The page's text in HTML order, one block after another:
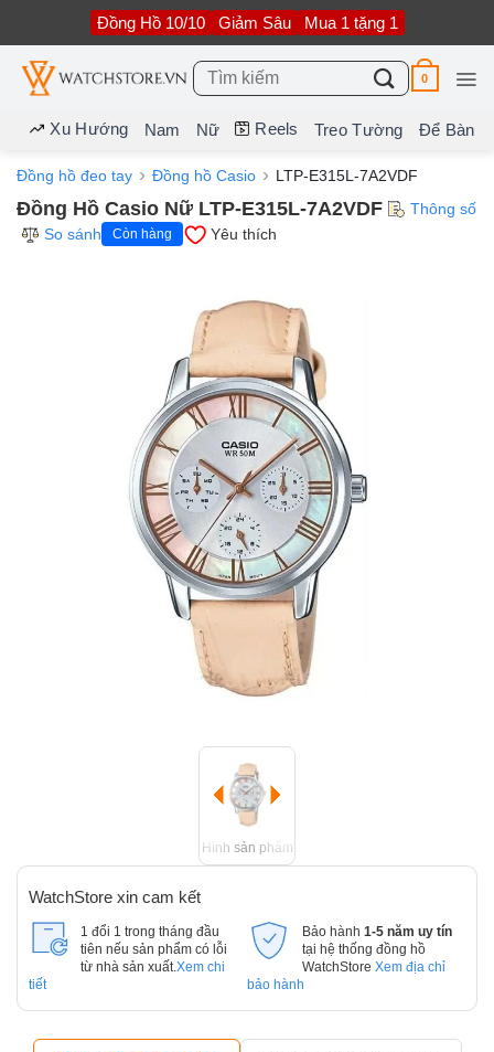
nội
dung
Đồng Hồ 10/10 Giảm Sâu Mua 1 tặng 1
Tìm
kiếm:
0
Xu Hướng Nam Nữ Reels Treo Tường Để Bàn
Đồng hồ đeo tay Đồng hồ Casio LTP-E315L-7A2VDF
Đồng Hồ Casio Nữ LTP-E315L-7A2VDF
Thông số
So sánh
Còn hàng Yêu thích
Hình sản phẩm
WatchStore xin cam kết
1 đổi 1 trong tháng đầu
tiên nếu sản phẩm có lỗi
từ nhà sản xuất. Xem chi
tiết
Bảo hành 1-5 năm uy tín
tại hệ thống đồng hồ
WatchStore Xem địa chỉ
bảo hành